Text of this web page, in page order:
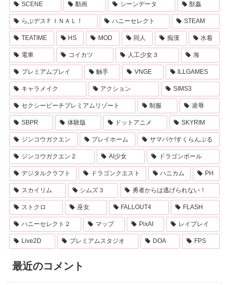
SCENE 動画 シーンデータ 獣姦
らぶデスＦＩＮＡＬ！ ハニーセレクト STEAM
TEATIME HS MOD 同人 痴漢 水着
電車 コイカツ 人工少女３ 海
プレミアムプレイ 触手 VNGE ILLGAMES
キャラメイク アクション SIMS3
セクシービーチプレミアムリゾート 制服 凌辱
SBPR 体験版 ドットアニメ SKYRIM
ジンコウガクエン プレイホーム サマバケ!すくらんぶる
ジンコウガクエン２ AI少女 ドラゴンボール
デジタルクラフト ドラゴンクエスト ハニカム PH
スカイリム シムズ３ 勇者からは逃げられない！
ストクロ 巫女 FALLOUT4 FLASH
ハニーセレクト２ マップ PixAI レイプレイ
Live2D プレミアムスタジオ DOA FPS
最近のコメント